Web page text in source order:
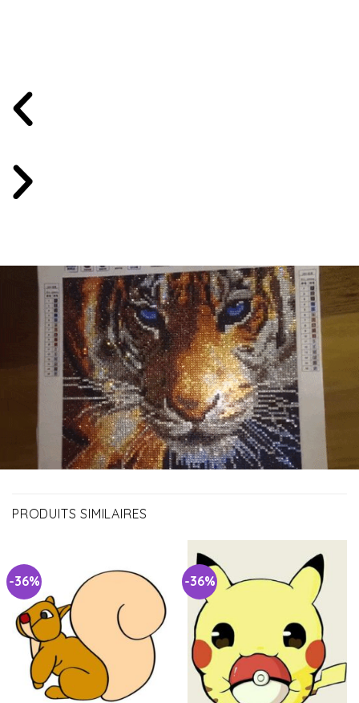
PRODUITS SIMILAIRES
-36% -36%